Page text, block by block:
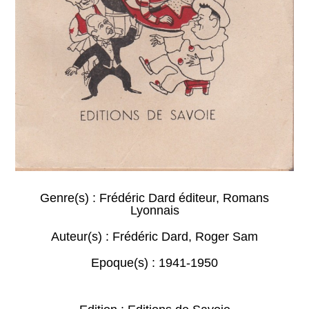
Genre(s) : Frédéric Dard éditeur, Romans
Lyonnais
Auteur(s) : Frédéric Dard, Roger Sam
Epoque(s) : 1941-1950